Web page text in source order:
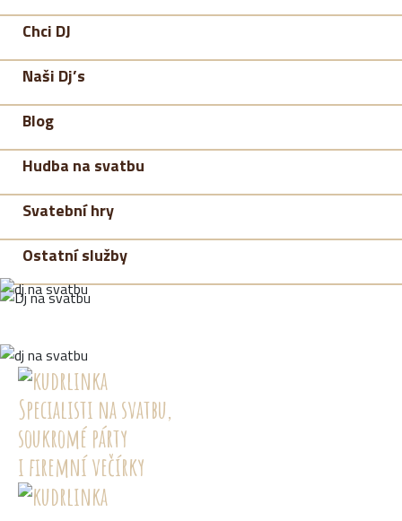
Chci DJ
Naši Dj’s
Blog
Hudba na svatbu
Svatební hry
Ostatní služby
Specialisti na svatbu,
soukromé párty
i firemní večírky